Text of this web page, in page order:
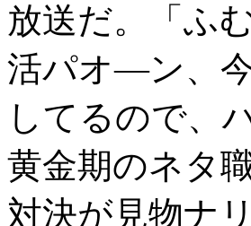
放送だ。「ふ
活パオ―ン、
してるので、
黄金期のネタ
対決が見物ナリ